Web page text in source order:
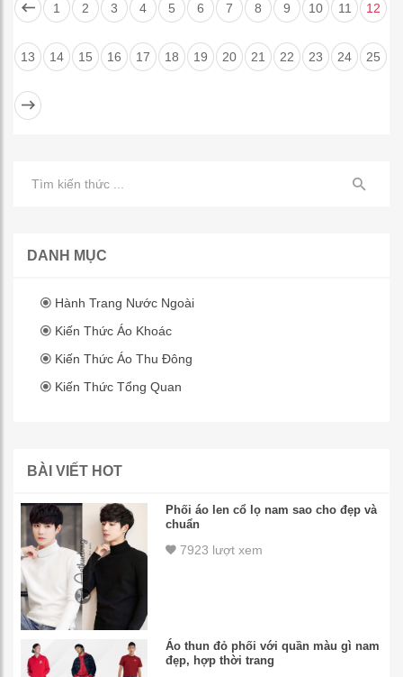
1 2 3 4 5 6 7 8 9 10 11 12
13 14 15 16 17 18 19 20 21 22 23 24 25
DANH MỤC
Hành Trang Nước Ngoài
Kiến Thức Áo Khoác
Kiến Thức Áo Thu Đông
Kiến Thức Tổng Quan
BÀI VIẾT HOT
Phối áo len cổ lọ nam sao cho đẹp và
chuẩn
7923 lượt xem
Áo thun đỏ phối với quần màu gì nam
đẹp, hợp thời trang